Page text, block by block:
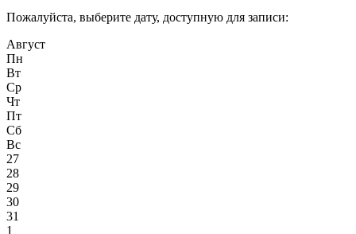
Пожалуйста, выберите дату, доступную для записи:
Август
Пн
Вт
Ср
Чт
Пт
Сб
Вс
27
28
29
30
31
1